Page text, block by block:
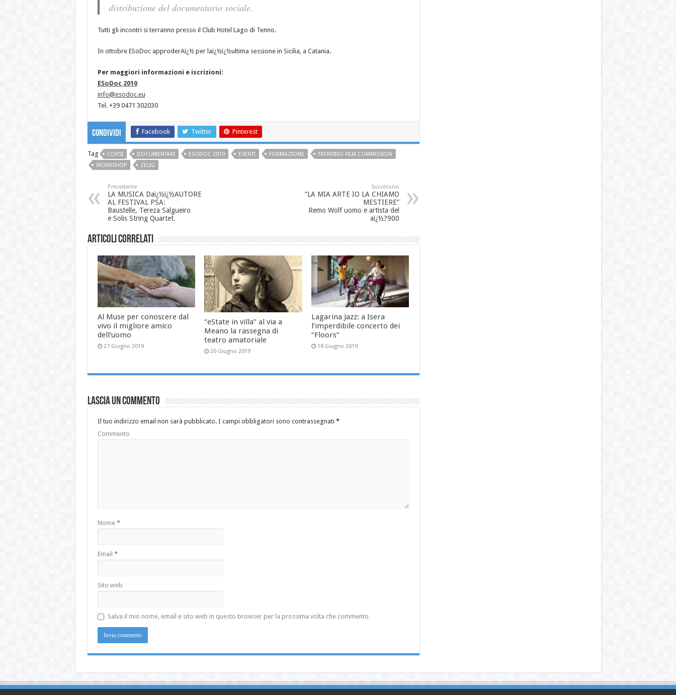
distribuzione del documentario sociale.
Tutti gli incontri si terranno presso il Club Hotel Lago di Tenno.
In ottobre ESoDoc approderAï¿½ per laï¿½ï¿½ultima sessione in Sicilia, a Catania.
Per maggiori informazioni e iscrizioni:
ESoDoc 2010
info@esodoc.eu
Tel. +39 0471 302030
Condividi Facebook Twitter Pinterest
Tag CORSI DOCUMENTARI ESODOC 2010 EVENTI FORMAZIONE
TRENTINO FILM COMMISSION
WORKSHOP
ZELIG
Precedente
LA MUSICA Daï¿½ï¿½AUTORE
AL FESTIVAL PSA:
Baustelle, Tereza Salgueiro
e Solis String Quartet.
Successivo
“LA MIA ARTE IO LA CHIAMO
MESTIERE”
Remo Wolf uomo e artista del
aï¿½?900
Articoli correlati
Al Muse per conoscere dal
vivo il migliore amico
dell’uomo
27 Giugno 2019
“eState in villa” al via a
Meano la rassegna di
teatro amatoriale
20 Giugno 2019
Lagarina Jazz: a Isera
l’imperdibile concerto dei
“Floors”
18 Giugno 2019
Lascia un commento
Il tuo indirizzo email non sarà pubblicato.I campi obbligatori sono contrassegnati *
Commento
Nome *
Email *
Sito web
Salva il mio nome, email e sito web in questo browser per la prossima volta che commento.